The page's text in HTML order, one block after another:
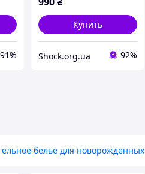
91%
Купить
Shock.org.ua 92%
белье для новорожденных